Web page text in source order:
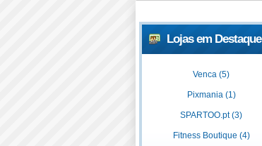
Lojas em Destaque
Venca (5)
Pixmania (1)
SPARTOO.pt (3)
Fitness Boutique (4)